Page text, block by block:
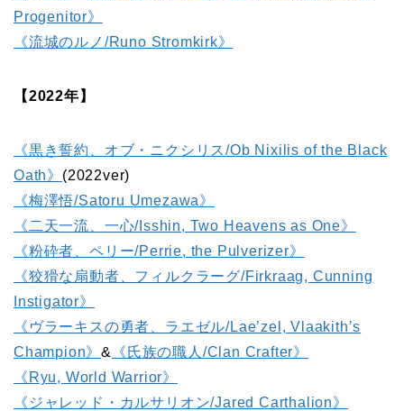
Progenitor》
《流城のルノ/Runo Stromkirk》
【2022年】
《黒き誓約、オブ・ニクシリス/Ob Nixilis of the Black
Oath》 (2022ver)
《梅澤悟/Satoru Umezawa》
《二天一流、一心/Isshin, Two Heavens as One》
《粉砕者、ペリー/Perrie, the Pulverizer》
《狡猾な扇動者、フィルクラーグ/Firkraag, Cunning
Instigator》
《ヴラーキスの勇者、ラエゼル/Lae’zel, Vlaakith’s
Champion》&
《氏族の職人/Clan Crafter》
《Ryu, World Warrior》
《ジャレッド・カルサリオン/Jared Carthalion》